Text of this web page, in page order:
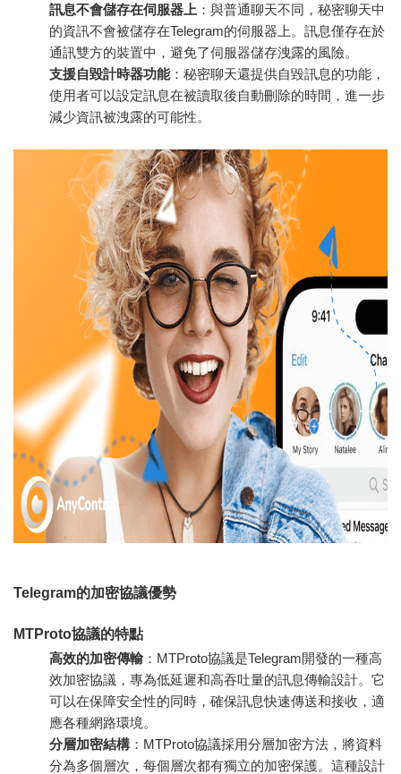
訊息不會儲存在伺服器上 ：與普通聊天不同，秘密聊天中
的資訊不會被儲存在Telegram的伺服器上。訊息僅存在於
通訊雙方的裝置中，避免了伺服器儲存洩露的風險。
支援自毀計時器功能：秘密聊天還提供自毀訊息的功能，
使用者可以設定訊息在被讀取後自動刪除的時間，進一步
減少資訊被洩露的可能性。
Telegram的加密協議優勢
MTProto協議的特點
高效的加密傳輸：MTProto協議是Telegram開發的一種高
效加密協議，專為低延遲和高吞吐量的訊息傳輸設計。它
可以在保障安全性的同時，確保訊息快速傳送和接收，適
應各種網路環境。
分層加密結構 ：MTProto協議採用分層加密方法，將資料
分為多個層次，每個層次都有獨立的加密保護。這種設計